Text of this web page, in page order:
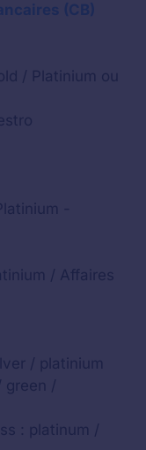
(CB)
/ Platinium ou
-
/ Affaires
/ platinium
green /
: platinum /